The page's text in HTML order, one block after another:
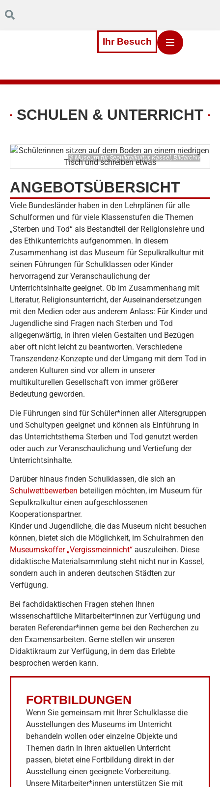
Inhalt
zum
Ihr Besuch
SCHULEN & UNTERRICHT
© Museum für Sepulkralkultur, Kassel, Bildarchiv
ANGEBOTSÜBERSICHT
Viele Bundesländer haben in den Lehrplänen für alle
Schulformen und für viele Klassenstufen die Themen
„Sterben und Tod“ als Bestandteil der Religionslehre und
des Ethikunterrichts aufgenommen. In diesem
Zusammenhang ist das Museum für Sepulkralkultur mit
seinen Führungen für Schulklassen oder Kinder
hervorragend zur Veranschaulichung der
Unterrichtsinhalte geeignet. Ob im Zusammenhang mit
Literatur, Religionsunterricht, der Auseinandersetzungen
mit den Medien oder aus anderem Anlass: Für Kinder und
Jugendliche sind Fragen nach Sterben und Tod
allgegenwärtig, in ihren vielen Gestalten und Bezügen
aber oft nicht leicht zu beantworten. Verschiedene
Transzendenz-Konzepte und der Umgang mit dem Tod in
anderen Kulturen sind vor allem in unserer
multikulturellen Gesellschaft von immer größerer
Bedeutung geworden.
Die Führungen sind für Schüler*innen aller Altersgruppen
und Schultypen geeignet und können als Einführung in
das Unterrichtsthema Sterben und Tod genutzt werden
oder auch zur Veranschaulichung und Vertiefung der
Unterrichtsinhalte.
Darüber hinaus finden Schulklassen, die sich an
Schulwettbewerben beteiligen möchten, im Museum für
Sepulkralkultur einen aufgeschlossenen
Kooperationspartner.
Kinder und Jugendliche, die das Museum nicht besuchen
können, bietet sich die Möglichkeit, im Schulrahmen den
Museumskoffer „Vergissmeinnicht“ auszuleihen. Diese
didaktische Materialsammlung steht nicht nur in Kassel,
sondern auch in anderen deutschen Städten zur
Verfügung.
Bei fachdidaktischen Fragen stehen Ihnen
wissenschaftliche Mitarbeiter*innen zur Verfügung und
beraten Referendar*innen gerne bei den Recherchen zu
den Examensarbeiten. Gerne stellen wir unseren
Didaktikraum zur Verfügung, in dem das Erlebte
besprochen werden kann.
FORTBILDUNGEN
Wenn Sie gemeinsam mit Ihrer Schulklasse die
Ausstellungen des Museums im Unterricht
behandeln wollen oder einzelne Objekte und
Themen darin in Ihren aktuellen Unterricht
passen, bietet eine Fortbildung direkt in der
Ausstellung einen geeignete Vorbereitung.
Unsere Mitarbeiter*innen unterstützen Sie mit